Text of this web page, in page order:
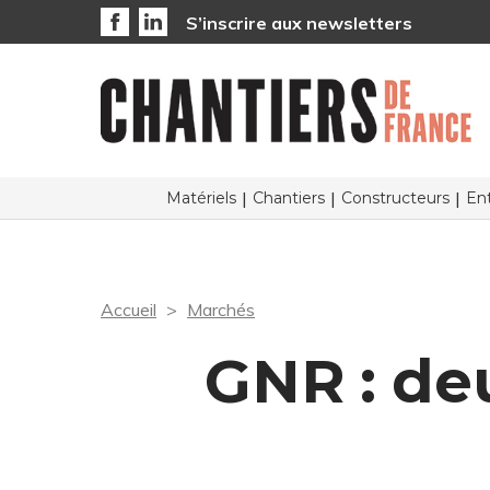
S’inscrire aux newsletters
Matériels Chantiers Constructeurs
Accueil Marchés
GNR :